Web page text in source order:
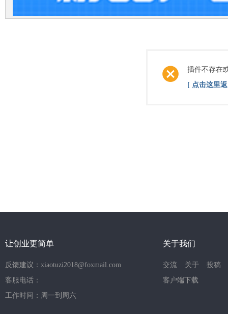
插件不存在
[ 点击这里
让创业更简单
反馈建议：xiaotuzi2018@foxmail.com
客服电话：
工作时间：周一到周六
关于我们
交流 关于
投稿
客户端下载